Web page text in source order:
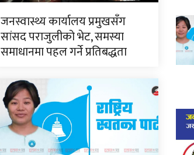
जनस्वास्थ्य कार्यालय प्रमुखसँग
सांसद पराजुलीको भेट, समस्या
समाधानमा पहल गर्ने प्रतिबद्धता